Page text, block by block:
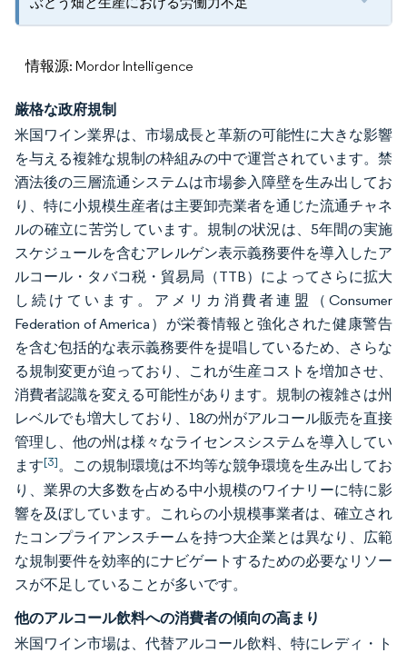
情報源: Mordor Intelligence
厳格な政府規制
米国ワイン業界は、市場成長と革新の可能性に大きな影響
を与える複雑な規制の枠組みの中で運営されています。禁
酒法後の三層流通システムは市場参入障壁を生み出してお
り、特に小規模生産者は主要卸売業者を通じた流通チャネ
ルの確立に苦労しています。規制の状況は、5年間の実施
スケジュールを含むアレルゲン表示義務要件を導入したア
ルコール・タバコ税・貿易局（TTB）によってさらに拡大
し続けています。アメリカ消費者連盟（Consumer
Federation of America）が栄養情報と強化された健康警告
を含む包括的な表示義務要件を提唱しているため、さらな
る規制変更が迫っており、これが生産コストを増加させ、
消費者認識を変える可能性があります。規制の複雑さは州
レベルでも増大しており、18の州がアルコール販売を直接
管理し、他の州は様々なライセンスシステムを導入してい
ます[3]。この規制環境は不均等な競争環境を生み出してお
り、業界の大多数を占める中小規模のワイナリーに特に影
響を及ぼしています。これらの小規模事業者は、確立され
たコンプライアンスチームを持つ大企業とは異なり、広範
な規制要件を効率的にナビゲートするための必要なリソー
スが不足していることが多いです。
他のアルコール飲料への消費者の傾向の高まり
米国ワイン市場は、代替アルコール飲料、特にレディ・ト